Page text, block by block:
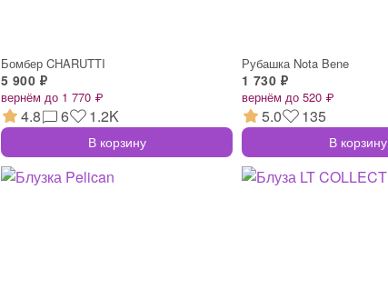
Бомбер CHARUTTI
5 900 ₽
вернём до 1 770 ₽
4.8 6 1.2K
В корзину
Рубашка Nota Bene
1 730 ₽
вернём до 520 ₽
5.0 135
В корзину